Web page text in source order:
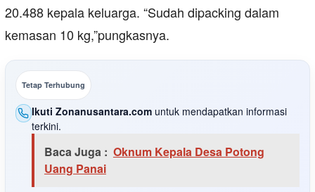
20.488 kepala keluarga. “Sudah dipacking dalam
kemasan 10 kg,”pungkasnya.
Tetap Terhubung
Ikuti Zonanusantara.comuntuk mendapatkan informasi
terkini.
Baca Juga : Oknum Kepala Desa Potong
Uang Panai